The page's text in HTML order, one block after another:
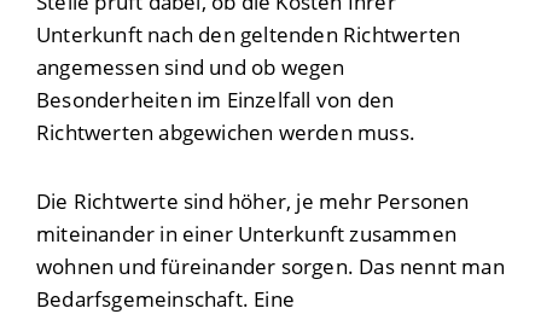
Unterkunft nach den geltenden Richtwerten
angemessen sind und ob wegen
Besonderheiten im Einzelfall von den
Richtwerten abgewichen werden muss.
Die Richtwerte sind höher, je mehr Personen
miteinander in einer Unterkunft zusammen
wohnen und füreinander sorgen. Das nennt man
Bedarfsgemeinschaft. Eine